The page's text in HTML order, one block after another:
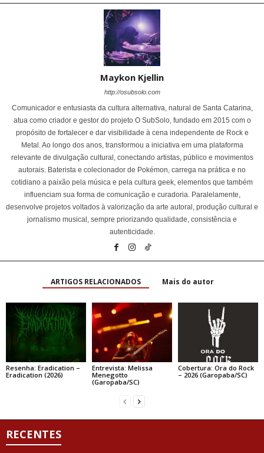
Maykon Kjellin
http://osubsolo.com
Comunicador e entusiasta da cultura alternativa, natural de Santa Catarina,
atua como criador e gestor do projeto O SubSolo, fundado em 2015 com o
propósito de fortalecer e dar visibilidade à cena independente de Rock e
Metal. Ao longo dos anos, transformou a iniciativa em uma plataforma
relevante de divulgação cultural, conectando artistas, público e movimentos
autorais. Baterista e colecionador de Pokémon, carrega na prática e no
cotidiano a paixão pela música e pela cultura geek, elementos que também
influenciam sua forma de comunicação e curadoria. Paralelamente,
desenvolve projetos voltados à valorização da arte autoral, produção cultural e
jornalismo musical, sempre priorizando qualidade, consistência e
autenticidade.
ARTIGOS RELACIONADOS Mais do autor
Resenha: Eradication –
Eradication (2026)
Entrevista: Melissa
Menegotto
(Garopaba/SC)
Cobertura: Ora do Rock
– 2026 (Garopaba/SC)
RECENTES